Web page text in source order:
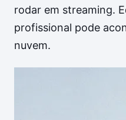
rodar em streaming.
profissional pode
nuvem.